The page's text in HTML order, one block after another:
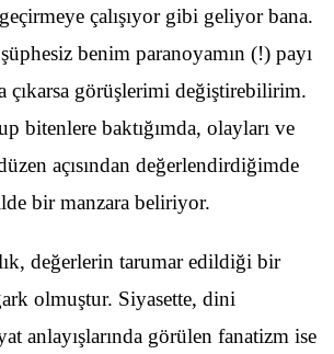
çalışıyor gibi geliyor bana.
benim paranoyamın (!) payı
çıkarsa görüşlerimi değiştirebilirim.
bitenlere baktığımda, olayları ve
açısından değerlendirdiğimde
bir manzara beliriyor.
değerlerin tarumar edildiği bir
olmuştur. Siyasette, dini
anlayışlarında görülen fanatizm ise